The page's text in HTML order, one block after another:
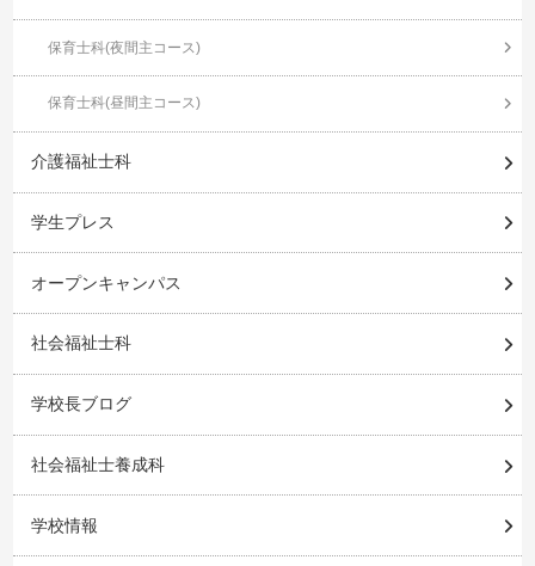
保育士科(夜間主コース)
保育士科(昼間主コース)
介護福祉士科
学生プレス
オープンキャンパス
社会福祉士科
学校長ブログ
社会福祉士養成科
学校情報